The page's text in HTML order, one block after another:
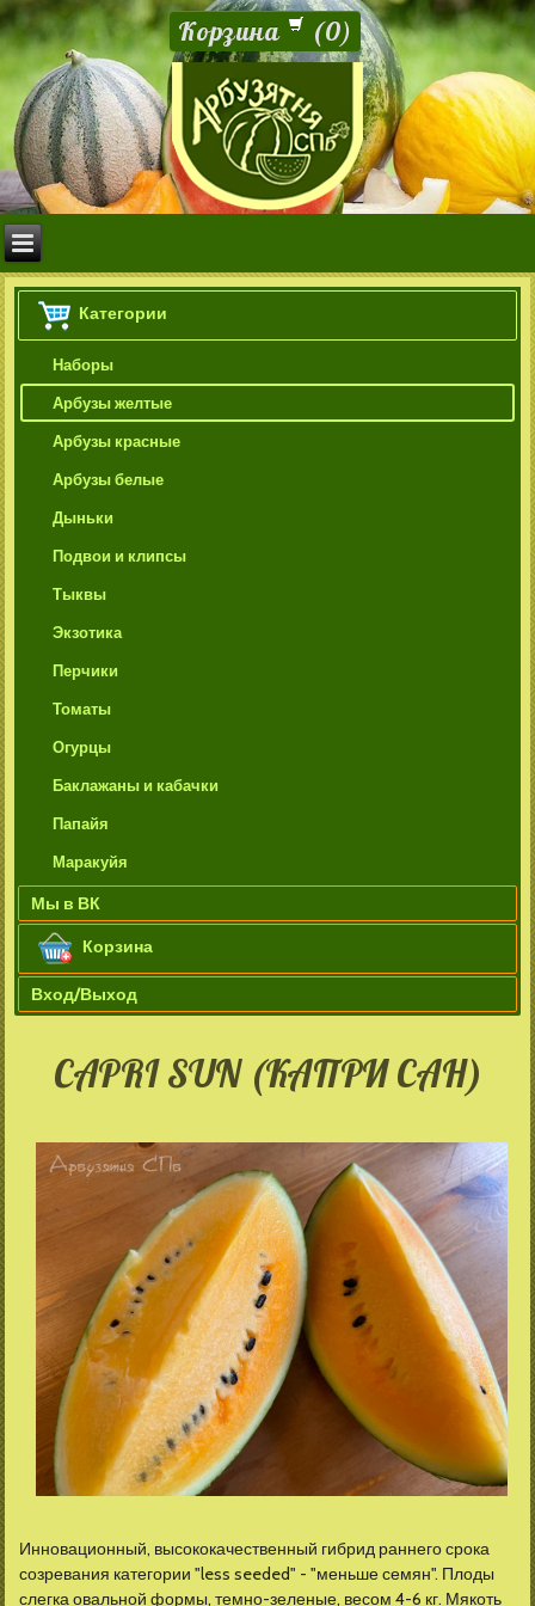
Корзина (0)
Категории
Наборы
Арбузы желтые
Арбузы красные
Арбузы белые
Дыньки
Подвои и клипсы
Тыквы
Экзотика
Перчики
Томаты
Огурцы
Баклажаны и кабачки
Папайя
Маракуйя
Мы в ВК
Корзина
Вход/Выход
CAPRI SUN (КАПРИ САН)
Инновационный, высококачественный гибрид раннего срока
созревания категории "less seeded" - "меньше семян". Плоды
слегка овальной формы, темно-зеленые, весом 4-6 кг. Мякоть